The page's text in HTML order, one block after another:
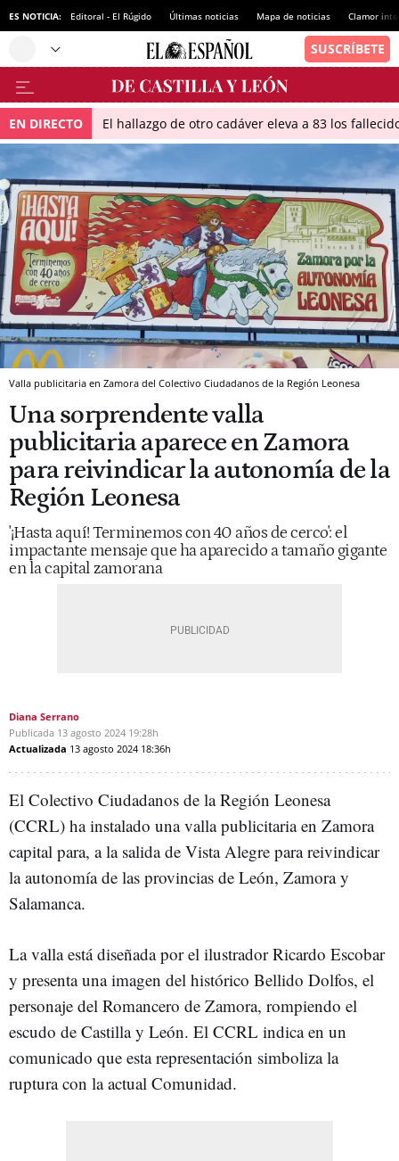
ES NOTICIA: Editoral - El Rúgido Últimas noticias Mapa de noticias Clamor
EN DIRECTO El hallazgo de otro cadáver eleva a 83 los
Valla publicitaria en Zamora del Colectivo Ciudadanos de la Región Leonesa
Una sorprendente valla
publicitaria aparece en Zamora
para reivindicar la autonomía de la
Región Leonesa
'¡Hasta aquí! Terminemos con 40 años de cerco': el
impactante mensaje que ha aparecido a tamaño gigante
en la capital zamorana
Diana Serrano
Publicada 13 agosto 2024 19:28h
Actualizada 13 agosto 2024 18:36h
El Colectivo Ciudadanos de la Región Leonesa
(CCRL) ha instalado una valla publicitaria en Zamora
capital para, a la salida de Vista Alegre para reivindicar
la autonomía de las provincias de León, Zamora y
Salamanca.
La valla está diseñada por el ilustrador Ricardo Escobar
y presenta una imagen del histórico Bellido Dolfos, el
personaje del Romancero de Zamora, rompiendo el
escudo de Castilla y León. El CCRL indica en un
comunicado que esta representación simboliza la
ruptura con la actual Comunidad.